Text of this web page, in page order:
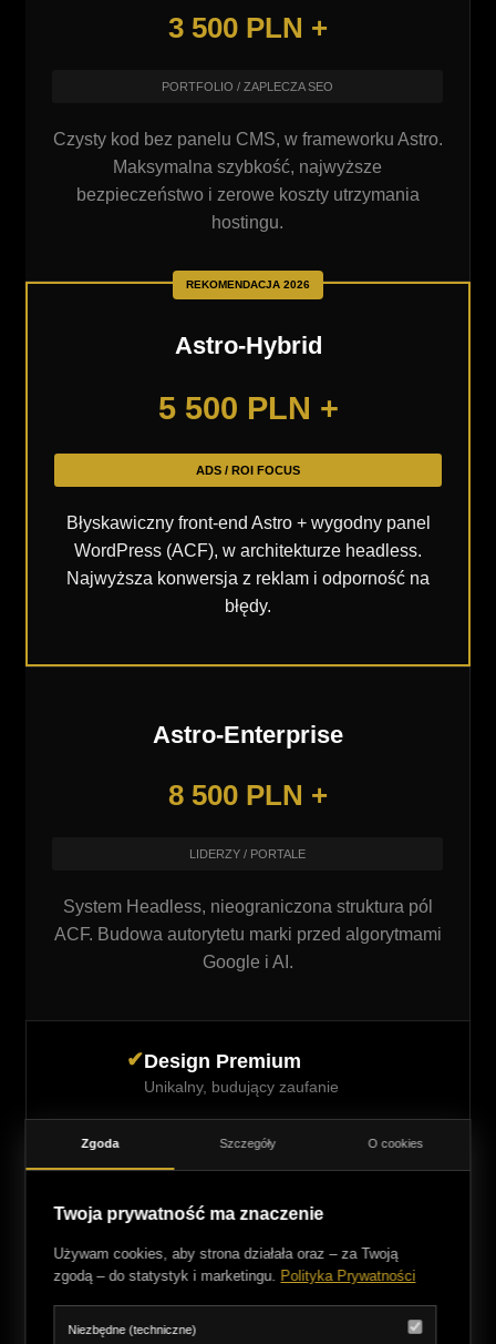
3 500 PLN +
PORTFOLIO / ZAPLECZA SEO
Czysty kod bez panelu CMS, w frameworku Astro.
Maksymalna szybkość, najwyższe
bezpieczeństwo i zerowe koszty utrzymania
hostingu.
REKOMENDACJA 2026
Astro-Hybrid
5 500 PLN +
ADS / ROI FOCUS
Błyskawiczny front-end Astro + wygodny panel
WordPress (ACF), w architekturze headless.
Najwyższa konwersja z reklam i odporność na
błędy.
Astro-Enterprise
8 500 PLN +
LIDERZY / PORTALE
System Headless, nieograniczona struktura pól
ACF. Budowa autorytetu marki przed algorytmami
Google i AI.
✔Design Premium
Unikalny, budujący zaufanie
Google & AI Ready
Perfekcyjne działanie na
telefonach
✔Pełne RWD
Zgoda Szczegóły O cookies
Twoja prywatność ma znaczenie
Używam cookies, aby strona działała oraz – za Twoją
zgodą – do statystyk i marketingu. Polityka Prywatności
Niezbędne (techniczne)